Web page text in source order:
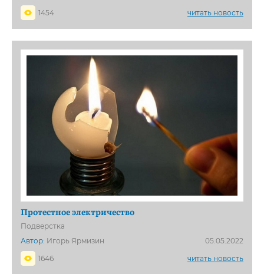
1454
читать новость
Протестное электричество
Подверстка
Автор: Игорь Ярмизин
05.05.2022
1646
читать новость